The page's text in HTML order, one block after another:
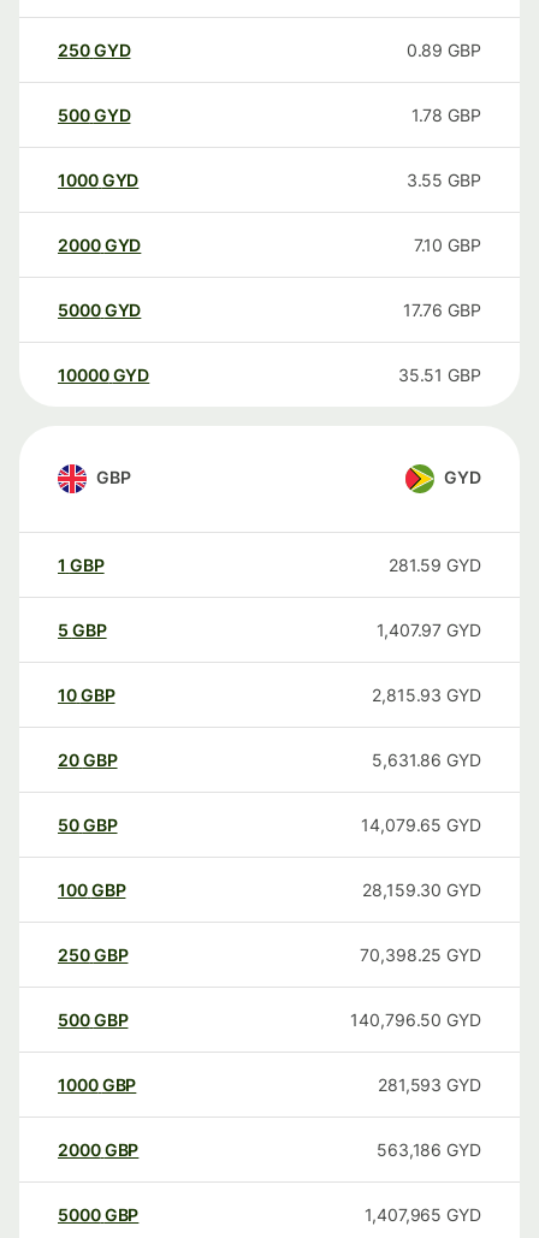
250GYD 0.89 GBP
500GYD 1.78 GBP
1000GYD 3.55 GBP
2000GYD 7.10 GBP
5000GYD 17.76 GBP
10000 GYD 35.51 GBP
GBP GYD
1 GBP 281.59 GYD
5 GBP 1,407.97 GYD
10GBP 2,815.93 GYD
20GBP 5,631.86 GYD
50GBP 14,079.65 GYD
100GBP 28,159.30 GYD
250GBP 70,398.25 GYD
500GBP 140,796.50 GYD
1000GBP 281,593 GYD
2000GBP 563,186 GYD
5000GBP 1,407,965 GYD